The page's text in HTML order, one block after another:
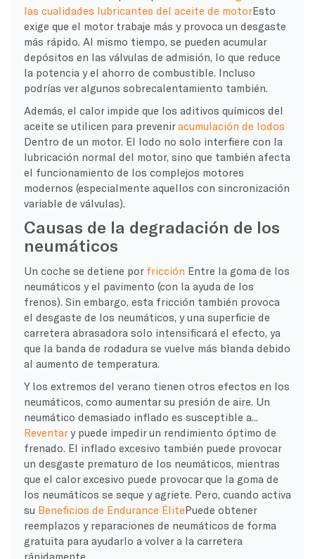
las cualidades lubricantes del aceite de motorEsto
exige que el motor trabaje más y provoca un desgaste
más rápido. Al mismo tiempo, se pueden acumular
depósitos en las válvulas de admisión, lo que reduce
la potencia y el ahorro de combustible. Incluso
podrías ver algunos sobrecalentamiento también.
Además, el calor impide que los aditivos químicos del
aceite se utilicen para preveniracumulación de lodos
Dentro de un motor. El lodo no solo interfiere con la
lubricación normal del motor, sino que también afecta
el funcionamiento de los complejos motores
modernos (especialmente aquellos con sincronización
variable de válvulas).
Causas de la degradación de los
neumáticos
Un coche se detiene por fricción Entre la goma de los
neumáticos y el pavimento (con la ayuda de los
frenos). Sin embargo, esta fricción también provoca
el desgaste de los neumáticos, y una superficie de
carretera abrasadora solo intensificará el efecto, ya
que la banda de rodadura se vuelve más blanda debido
al aumento de temperatura.
Y los extremos del verano tienen otros efectos en los
neumáticos, como aumentar su presión de aire. Un
neumático demasiado inflado es susceptible a...
Reventary puede impedir un rendimiento óptimo de
frenado. El inflado excesivo también puede provocar
un desgaste prematuro de los neumáticos, mientras
que el calor excesivo puede provocar que la goma de
los neumáticos se seque y agriete. Pero, cuando activa
su Beneficios de Endurance ÉlitePuede obtener
reemplazos y reparaciones de neumáticos de forma
gratuita para ayudarlo a volver a la carretera
rápidamente.